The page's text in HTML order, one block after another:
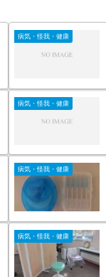
病気・怪我・健康
病気・怪我・健康
病気・怪我・健康
病気・怪我・健康